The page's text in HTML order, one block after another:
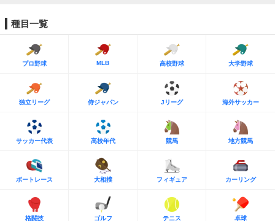
種目一覧
プロ野球 MLB 高校野球 大学野球
独立リーグ 侍ジャパン Jリーグ 海外サッカー
サッカー代表 高校年代 競馬 地方競馬
ボートレース 大相撲 フィギュア カーリング
格闘技 ゴルフ テニス 卓球